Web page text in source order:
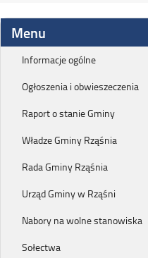
Menu
Informacje ogólne
Ogłoszenia i obwieszeczenia
Raport o stanie Gminy
Władze Gminy Rząśnia
Rada Gminy Rząśnia
Urząd Gminy w Rząśni
Nabory na wolne stanowiska
Sołectwa